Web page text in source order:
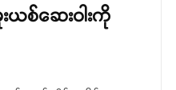
ယစ်ဆေးဝါးကို